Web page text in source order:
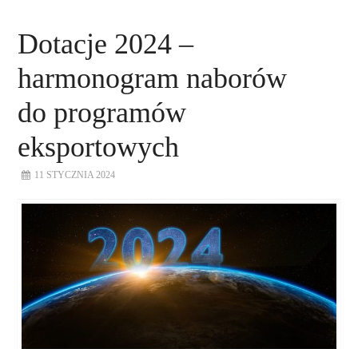
Dotacje 2024 –
harmonogram naborów
do programów
eksportowych
11 STYCZNIA 2024